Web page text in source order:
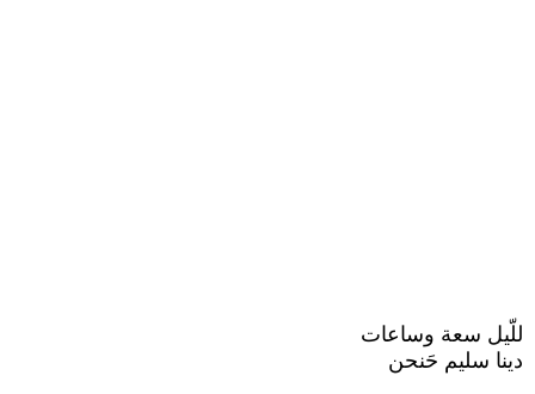
للّيل سعة وساعات
دينا سليم حَنحن